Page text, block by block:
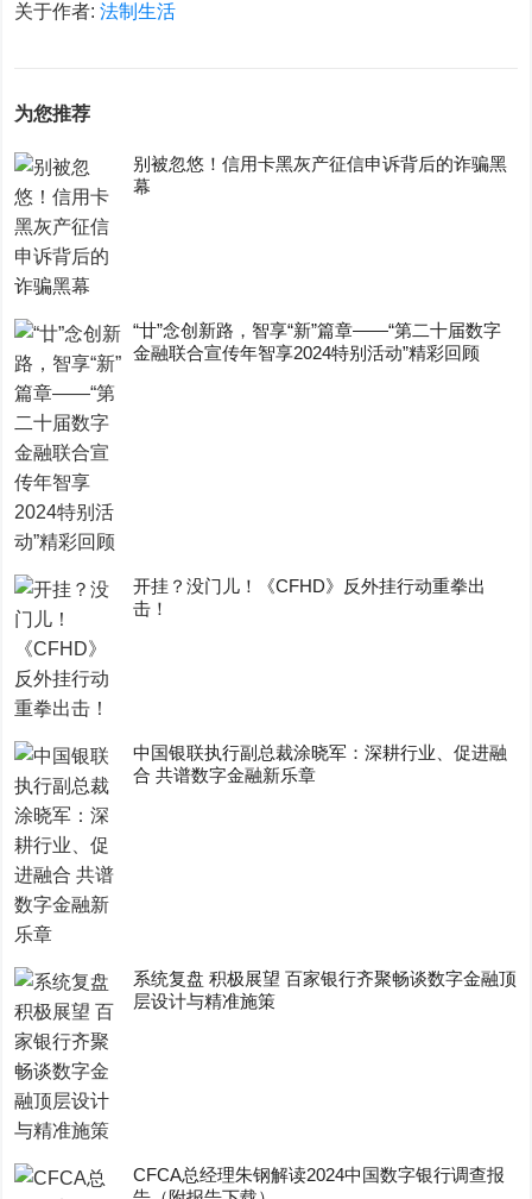
关于作者:法制生活
为您推荐
别被忽悠！信用卡黑灰产征信申诉背后的诈骗黑
幕
“廿”念创新路，智享“新”篇章——“第二十届数字
金融联合宣传年智享2024特别活动”精彩回顾
开挂？没门儿！《CFHD》反外挂行动重拳出
击！
中国银联执行副总裁涂晓军：深耕行业、促进融
合 共谱数字金融新乐章
系统复盘 积极展望 百家银行齐聚畅谈数字金融顶
层设计与精准施策
CFCA总经理朱钢解读2024中国数字银行调查报